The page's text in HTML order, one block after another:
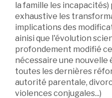
la famille les
exhaustive les
implications des
ainisi que l'évolution
profondement modifié
nécessaire une
toutes les dernières
autorité parentale,
violences conjugales...)